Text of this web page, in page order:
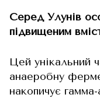
Серед Улунів
підвищеним
Цей унікальний
анаеробну
накопичує